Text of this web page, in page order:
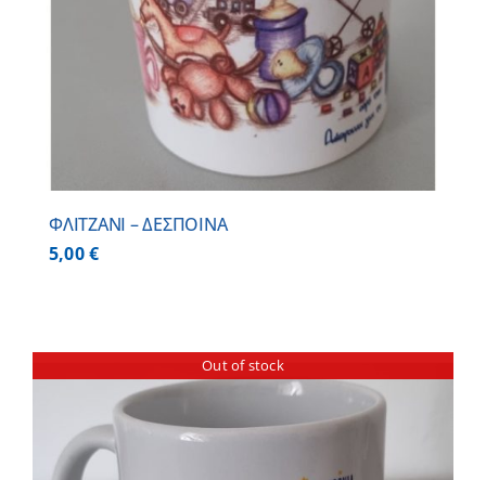
ΦΛΙΤΖΑΝΙ – ΔΕΣΠΟΙΝΑ
5,00€
Out of stock